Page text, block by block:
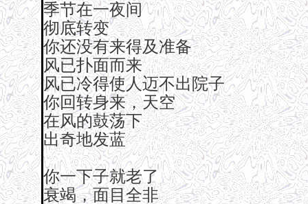
季节在一夜间
彻底转变
你还没有来得及准备
风已扑面而来
风已冷得使人迈不出院子
你回转身来，天空
在风的鼓荡下
出奇地发蓝
你一下子就老了
衰竭，面目全非